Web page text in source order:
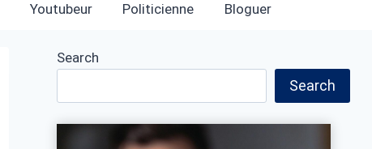
Youtubeur Politicienne Bloguer
Search
Search